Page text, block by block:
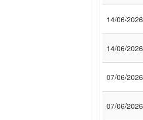
14/06/2026
14/06/2026
07/06/2026
07/06/2026